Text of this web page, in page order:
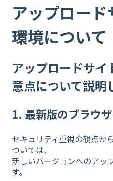
アップロー
環境について
アップロードサイ
意点について説明
1. 最新版のブラウ
セキュリティ重視の観点か
ついては、
新しいバージョンへのアッ
す。